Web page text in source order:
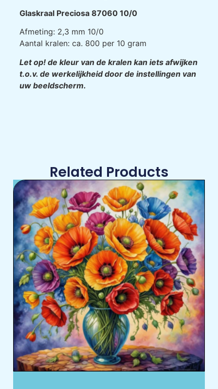
Glaskraal Preciosa 87060 10/0
Afmeting: 2,3 mm 10/0
Aantal kralen: ca. 800 per 10 gram
Let op! de kleur van de kralen kan iets afwijken
t.o.v. de werkelijkheid door de instellingen van
uw beeldscherm.
Related Products